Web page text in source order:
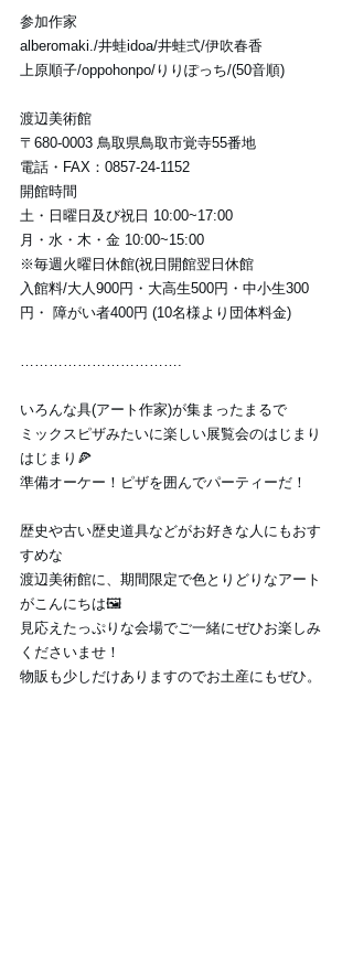
参加作家
alberomaki./井蛙idoa/井蛙弍/伊吹春香
上原順子/oppohonpo/りりぽっち/(50音順)
渡辺美術館
〒680-0003 鳥取県鳥取市覚寺55番地
電話・FAX：0857-24-1152
開館時間
土・日曜日及び祝日 10:00~17:00
月・水・木・金 10:00~15:00
※毎週火曜日休館(祝日開館翌日休館
入館料/大人900円・大高生500円・中小生300
円・ 障がい者400円 (10名様より団体料金)
…………………………….
いろんな具(アート作家)が集まったまるで
ミックスピザみたいに楽しい展覧会のはじまり
はじまり🍕
準備オーケー！ピザを囲んでパーティーだ！
歴史や古い歴史道具などがお好きな人にもおす
すめな
渡辺美術館に、期間限定で色とりどりなアート
がこんにちは🖼️
見応えたっぷりな会場でご一緒にぜひお楽しみ
くださいませ！
物販も少しだけありますのでお土産にもぜひ。